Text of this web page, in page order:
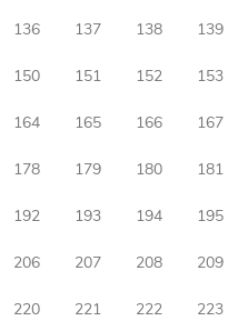
136 137 138 139
150 151 152 153
164 165 166 167
178 179 180 181
192 193 194 195
206 207 208 209
220 221 222 223